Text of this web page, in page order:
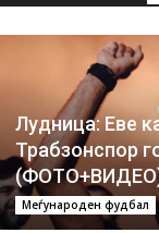
Лудница: Еве
Трабзонспор
Меѓународен фудбал